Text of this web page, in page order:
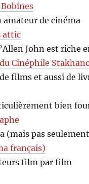
amateur de cinéma
attic
John est riche
Cinéphile
films et aussi de
bien
(mais pas
français)
film par film